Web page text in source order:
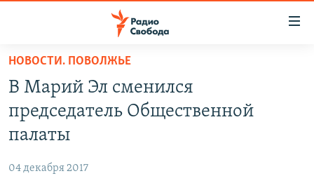
упрощенного
доступа
основному
Вернутся
ПОДКАСТЫ
АВТОРСКИЕ ПРОЕКТЫ
МНЕНИЯ
НОВОСТИ. ПОВОЛЖЬЕ
В Марий Эл сменился
председатель Общественной
палаты
04 декабря 2017